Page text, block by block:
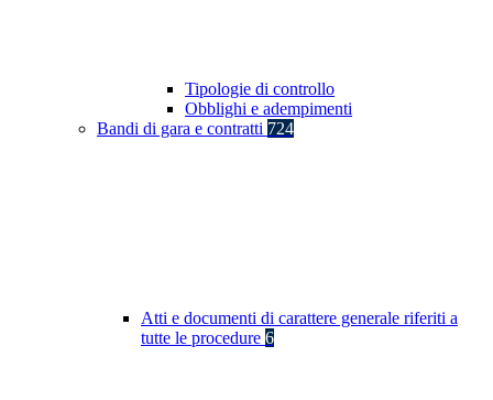
Tipologie di controllo
Obblighi e adempimenti
Bandi di gara e contratti 724
Atti e documenti di carattere generale riferiti a
tutte le procedure 6